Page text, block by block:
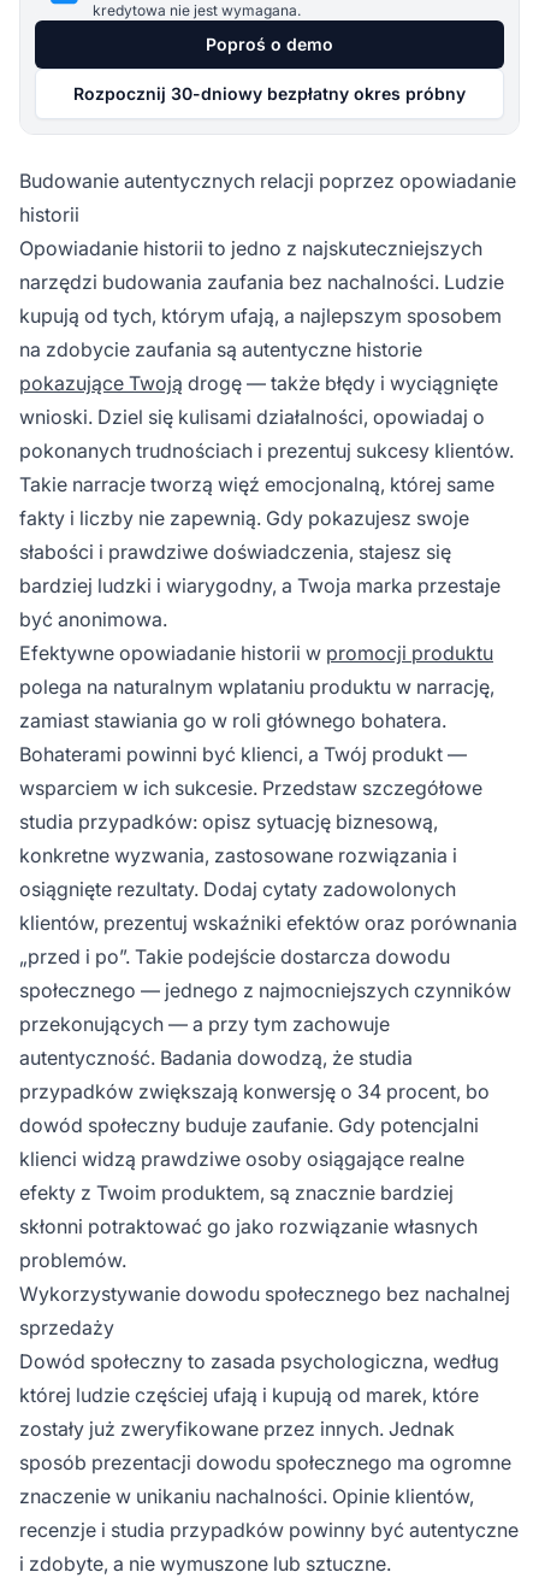
kredytowa nie jest wymagana.
Poproś o demo
Rozpocznij 30-dniowy bezpłatny okres próbny
Budowanie autentycznych relacji poprzez opowiadanie
historii
Opowiadanie historii to jedno z najskuteczniejszych
narzędzi budowania zaufania bez nachalności. Ludzie
kupują od tych, którym ufają, a najlepszym sposobem
na zdobycie zaufania są autentyczne historie
pokazujące Twoją drogę — także błędy i wyciągnięte
wnioski. Dziel się kulisami działalności, opowiadaj o
pokonanych trudnościach i prezentuj sukcesy klientów.
Takie narracje tworzą więź emocjonalną, której same
fakty i liczby nie zapewnią. Gdy pokazujesz swoje
słabości i prawdziwe doświadczenia, stajesz się
bardziej ludzki i wiarygodny, a Twoja marka przestaje
być anonimowa.
Efektywne opowiadanie historii w promocji produktu
polega na naturalnym wplataniu produktu w narrację,
zamiast stawiania go w roli głównego bohatera.
Bohaterami powinni być klienci, a Twój produkt —
wsparciem w ich sukcesie. Przedstaw szczegółowe
studia przypadków: opisz sytuację biznesową,
konkretne wyzwania, zastosowane rozwiązania i
osiągnięte rezultaty. Dodaj cytaty zadowolonych
klientów, prezentuj wskaźniki efektów oraz porównania
„przed i po”. Takie podejście dostarcza dowodu
społecznego — jednego z najmocniejszych czynników
przekonujących — a przy tym zachowuje
autentyczność. Badania dowodzą, że studia
przypadków zwiększają konwersję o 34 procent, bo
dowód społeczny buduje zaufanie. Gdy potencjalni
klienci widzą prawdziwe osoby osiągające realne
efekty z Twoim produktem, są znacznie bardziej
skłonni potraktować go jako rozwiązanie własnych
problemów.
Wykorzystywanie dowodu społecznego bez nachalnej
sprzedaży
Dowód społeczny to zasada psychologiczna, według
której ludzie częściej ufają i kupują od marek, które
zostały już zweryfikowane przez innych. Jednak
sposób prezentacji dowodu społecznego ma ogromne
znaczenie w unikaniu nachalności. Opinie klientów,
recenzje i studia przypadków powinny być autentyczne
i zdobyte, a nie wymuszone lub sztuczne.